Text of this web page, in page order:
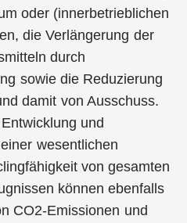
oder (innerbetrieblichen
die Verlängerung der
durch
sowie die Reduzierung
damit von Ausschuss.
und
wesentlichen
von gesamten
können ebenfalls
CO2-Emissionen und